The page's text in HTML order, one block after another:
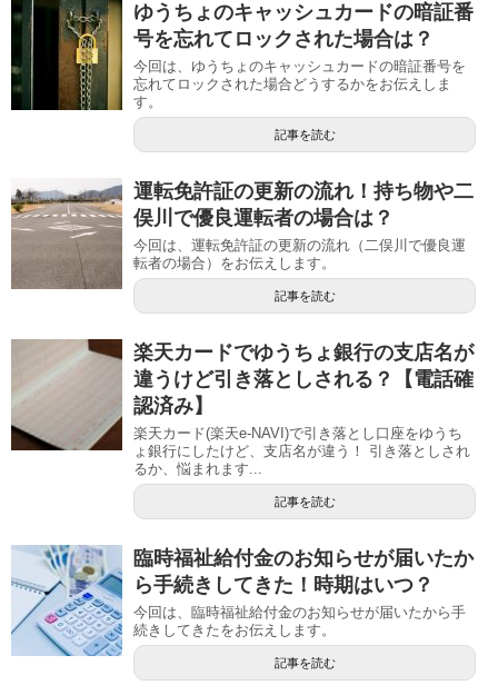
ゆうちょのキャッシュカードの暗証番
号を忘れてロックされた場合は？
今回は、ゆうちょのキャッシュカードの暗証番号を
忘れてロックされた場合どうするかをお伝えしま
す。
記事を読む
運転免許証の更新の流れ！持ち物や二
俣川で優良運転者の場合は？
今回は、運転免許証の更新の流れ（二俣川で優良運
転者の場合）をお伝えします。
記事を読む
楽天カードでゆうちょ銀行の支店名が
違うけど引き落としされる？【電話確
認済み】
楽天カード(楽天e-NAVI)で引き落とし口座をゆうち
ょ銀行にしたけど、支店名が違う！ 引き落としされ
るか、悩まれます...
記事を読む
臨時福祉給付金のお知らせが届いたか
ら手続きしてきた！時期はいつ？
今回は、臨時福祉給付金のお知らせが届いたから手
続きしてきたをお伝えします。
記事を読む